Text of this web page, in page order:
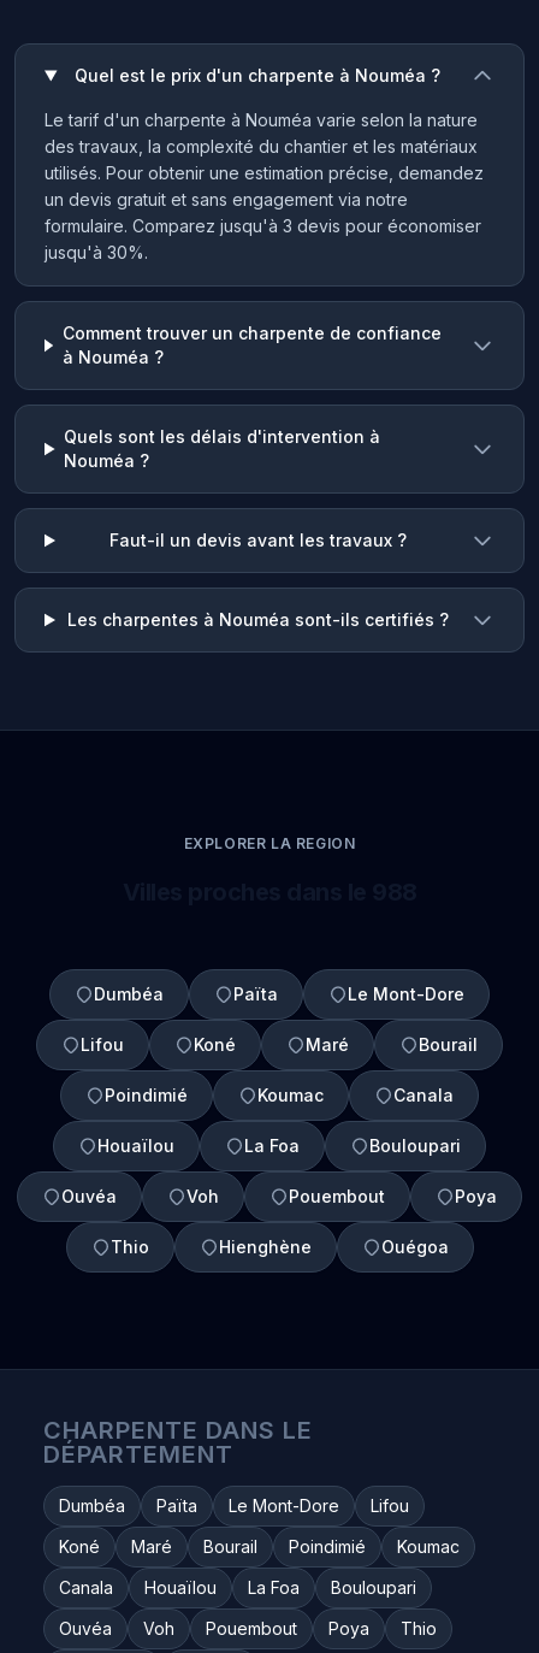
Quel est le prix d'un charpente à Nouméa ?
Le tarif d'un charpente à Nouméa varie selon la nature
des travaux, la complexité du chantier et les matériaux
utilisés. Pour obtenir une estimation précise, demandez
un devis gratuit et sans engagement via notre
formulaire. Comparez jusqu'à 3 devis pour économiser
jusqu'à 30%.
Comment trouver un charpente de confiance
à Nouméa ?
Quels sont les délais d'intervention à
Nouméa ?
Faut-il un devis avant les travaux ?
Les charpentes à Nouméa sont-ils certifiés ?
EXPLORER LA REGION
Dumbéa Païta Le Mont-Dore
Lifou Koné Maré Bourail
Poindimié Koumac Canala
Houaïlou La Foa Bouloupari
Ouvéa Voh Pouembout Poya
Thio Hienghène Ouégoa
CHARPENTE DANS LE
DÉPARTEMENT
Dumbéa Païta Le Mont-Dore
Lifou
Koné
Maré Bourail Poindimié
Koumac
Canala
Houaïlou La Foa
Bouloupari
Ouvéa
Voh Pouembout Poya
Thio